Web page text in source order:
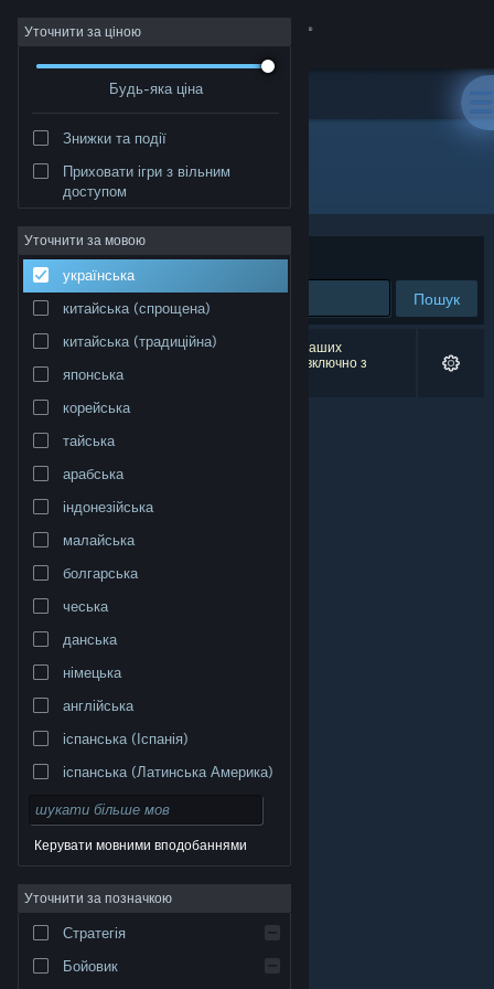
Увійти
Крамниця
Інформація
Підтримка
Змінити мову
Переглянути повну версію
© Valve Corporation. Усі права захищено. Усі
Юридична інформація
підписника Steam
cookie
Уточнити за ціною
Будь-яка ціна
Знижки та події
Приховати ігри з вільним
доступом
Уточнити за мовою
українська
китайська (спрощена)
китайська (традиційна)
японська
корейська
тайська
арабська
індонезійська
малайська
болгарська
чеська
данська
німецька
англійська
іспанська (Іспанія)
іспанська (Латинська Америка)
Керувати мовними вподобаннями
Уточнити за позначкою
Стратегія
Бойовик
"Ririka von Lustveil"
Упорядкувати за доречністю
Пошук
Результатів вашого пошуку: 0. Відповідно до ваших
уподобань було виключено 1 найменування (включно з
Ririka von Lustveil Demo